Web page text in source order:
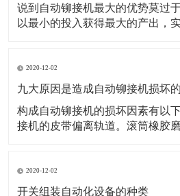
说到自动铆接机最大的优势莫过
以最小的投入获得最大的产出，
有工作效率。并且逐个人工铆接
致性。所以企业必然会选择可以
2020-12-02
九大原因是造成自动铆接机损坏
构成自动铆接机的损坏因素有以下九个
接机的皮带偏离轨道。滚筒橡胶
在，在排出之前，皮带部分中的惰
自动铆接机的皮带返回部分固定在
2020-12-02
开关组装自动化设备的种类